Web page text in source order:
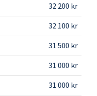
32 200 kr
32 100 kr
31 500 kr
31 000 kr
31 000 kr